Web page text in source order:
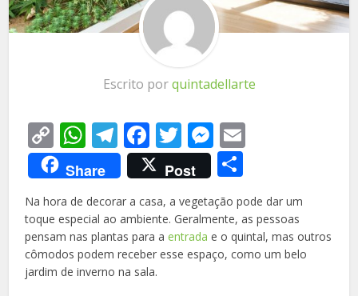
Escrito porquintadellarte
Copy
Link
WhatsApp
Telegram
Facebook
TwitterMessenger
Share Post
Na hora de decorar a casa, a vegetação pode dar um
toque especial ao ambiente. Geralmente, as pessoas
pensam nas plantas para aentrada e o quintal, mas outros
cômodos podem receber esse espaço, como um belo
jardim de inverno na sala.